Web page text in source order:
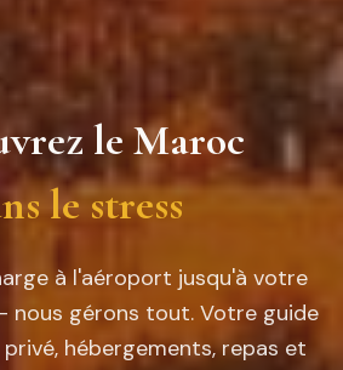
le Maroc
le stress
à l'aéroport jusqu'à votre
nous gérons tout. Votre guide
hébergements, repas et